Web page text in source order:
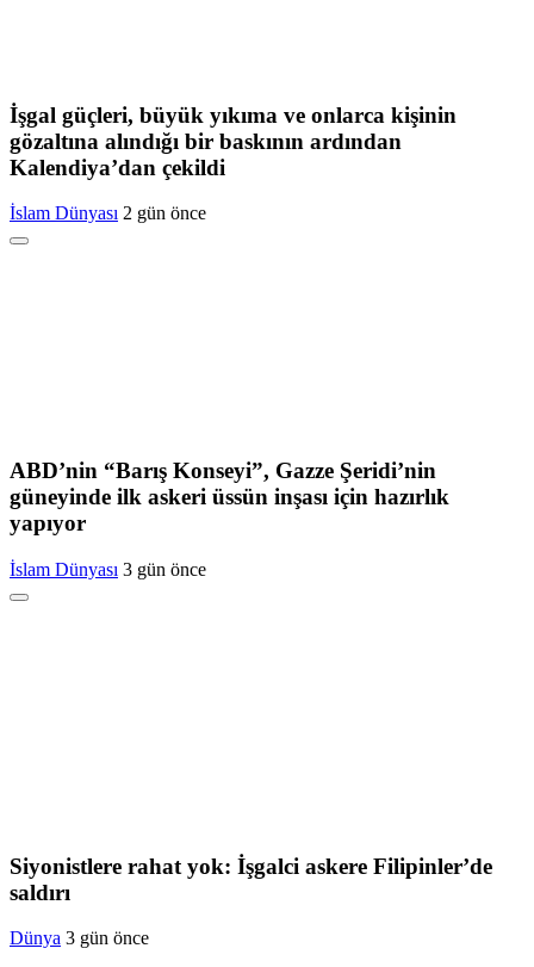
İşgal güçleri, büyük yıkıma ve onlarca kişinin
gözaltına alındığı bir baskının ardından
Kalendiya’dan çekildi
İslam Dünyası 2 gün önce
ABD’nin “Barış Konseyi”, Gazze Şeridi’nin
güneyinde ilk askeri üssün inşası için hazırlık
yapıyor
İslam Dünyası 3 gün önce
Siyonistlere rahat yok: İşgalci askere Filipinler’de
saldırı
Dünya 3 gün önce